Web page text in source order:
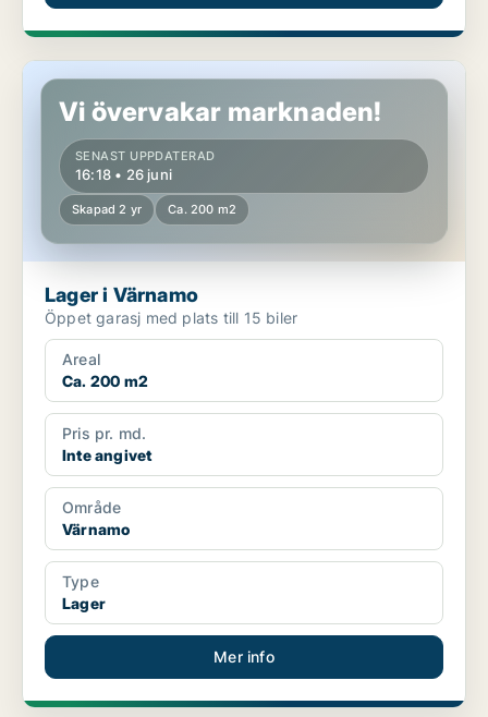
Lager i Värnamo
Vi övervakar marknaden!
SENAST UPPDATERAD
16:18 • 26 juni
Skapad 2 yr Ca. 200 m2
Lager i Värnamo
Öppet garasj med plats till 15 biler
Areal
Ca. 200 m2
Pris pr. md.
Inte angivet
Område
Värnamo
Type
Lager
Mer info